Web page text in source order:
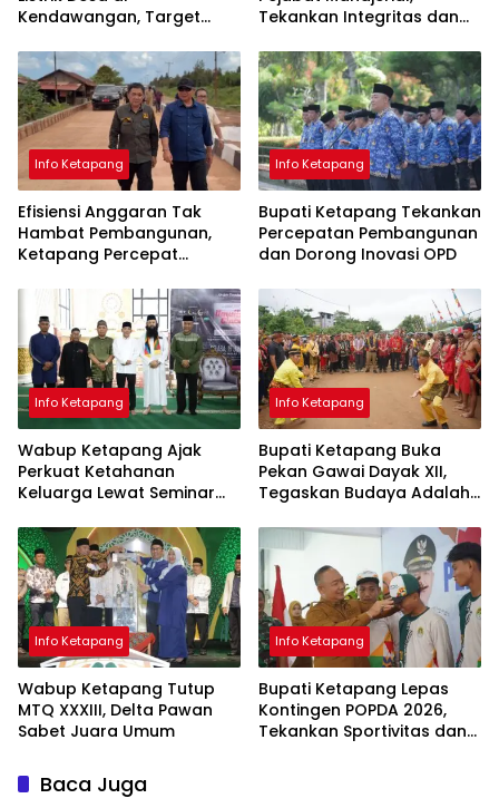
Kendawangan, Target
pada 2029
Tekankan Integritas dan
Info Ketapang
Efisiensi Anggaran Tak
Hambat Pembangunan,
Ketapang Percepat
Kolaborasi
Info Ketapang
Bupati Ketapang Tekankan
Percepatan Pembangunan
dan Dorong Inovasi OPD
Info Ketapang
Wabup Ketapang Ajak
Perkuat Ketahanan
Keluarga Lewat Seminar
Info Ketapang
Bupati Ketapang Buka
Pekan Gawai Dayak XII,
Tegaskan Budaya Adalah
Info Ketapang
Wabup Ketapang Tutup
MTQ XXXIII, Delta Pawan
Sabet Juara Umum
Info Ketapang
Bupati Ketapang Lepas
Kontingen POPDA 2026,
Tekankan Sportivitas dan
Baca Juga